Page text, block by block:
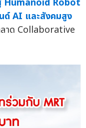
ด์ AI และสังคมสูง
าด Collaborative